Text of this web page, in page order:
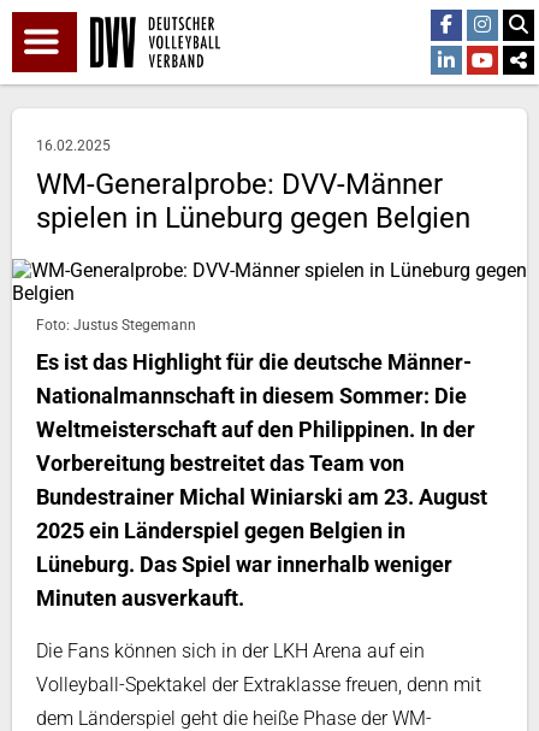
16.02.2025
WM-Generalprobe: DVV-Männer
spielen in Lüneburg gegen Belgien
Foto: Justus Stegemann
Es ist das Highlight für die deutsche Männer-
Nationalmannschaft in diesem Sommer: Die
Weltmeisterschaft auf den Philippinen. In der
Vorbereitung bestreitet das Team von
Bundestrainer Michal Winiarski am 23. August
2025 ein Länderspiel gegen Belgien in
Lüneburg. Das Spiel war innerhalb weniger
Minuten ausverkauft.
Die Fans können sich in der LKH Arena auf ein
Volleyball-Spektakel der Extraklasse freuen, denn mit
dem Länderspiel geht die heiße Phase der WM-